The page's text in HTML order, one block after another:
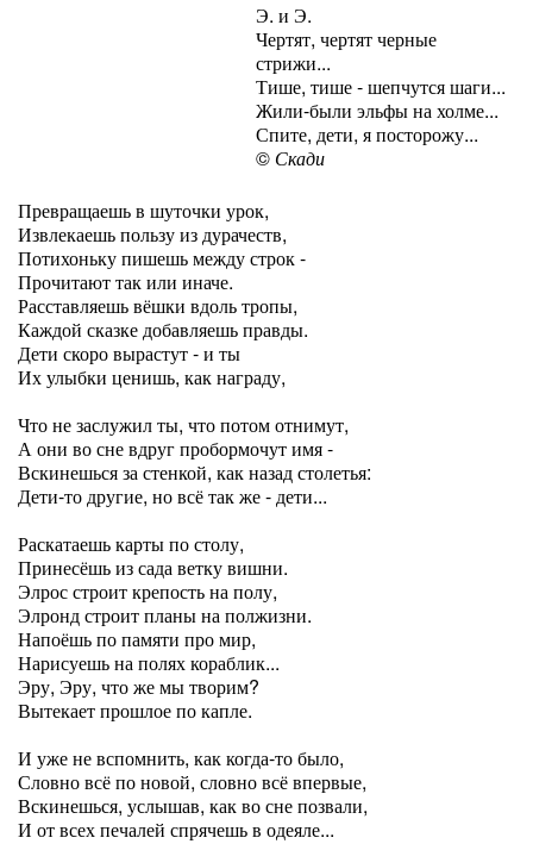
Э. и Э.
Чертят, чертят черные
стрижи...
Тише, тише - шепчутся шаги...
Жили-были эльфы на холме...
Спите, дети, я посторожу...
© Скади
Превращаешь в шуточки урок,
Извлекаешь пользу из дурачеств,
Потихоньку пишешь между строк -
Прочитают так или иначе.
Расставляешь вёшки вдоль тропы,
Каждой сказке добавляешь правды.
Дети скоро вырастут - и ты
Их улыбки ценишь, как награду,
Что не заслужил ты, что потом отнимут,
А они во сне вдруг пробормочут имя -
Вскинешься за стенкой, как назад столетья:
Дети-то другие, но всё так же - дети...
Раскатаешь карты по столу,
Принесёшь из сада ветку вишни.
Элрос строит крепость на полу,
Элронд строит планы на полжизни.
Напоёшь по памяти про мир,
Нарисуешь на полях кораблик...
Эру, Эру, что же мы творим?
Вытекает прошлое по капле.
И уже не вспомнить, как когда-то было,
Словно всё по новой, словно всё впервые,
Вскинешься, услышав, как во сне позвали,
И от всех печалей спрячешь в одеяле...